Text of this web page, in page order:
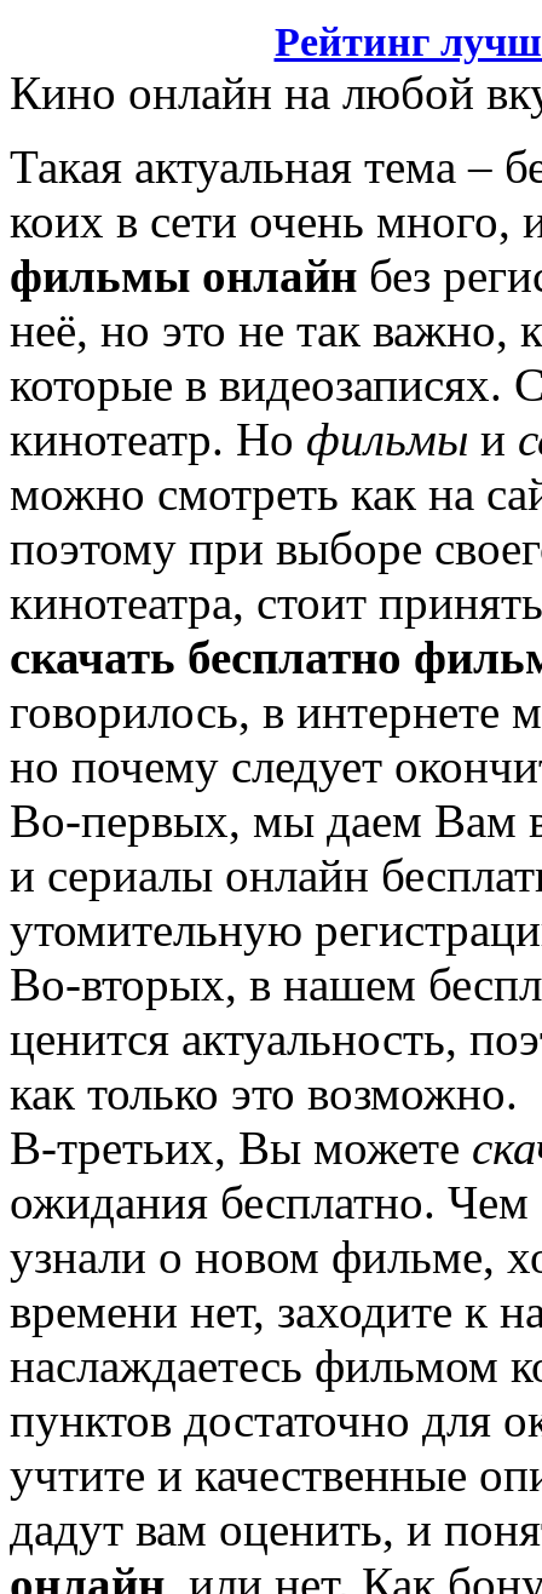
Рейтинг
Кино онлайн на любой
Такая актуальная тема –
коих в сети очень много,
фильмы онлайн без
неё, но это не так важно,
которые в видеозаписях.
кинотеатр. Но фильмы и
можно смотреть как на
поэтому при выборе
кинотеатра, стоит
скачать бесплатно
говорилось, в интернете
но почему следует
Во-первых, мы даем Вам
и сериалы онлайн
утомительную
Во-вторых, в нашем
ценится актуальность,
как только это возможно.
В-третьих, Вы можете
ожидания бесплатно.
узнали о новом фильме,
времени нет, заходите к
наслаждаетесь фильмом
пунктов достаточно для
учтите и качественные
дадут вам оценить, и
онлайн, или нет. Как